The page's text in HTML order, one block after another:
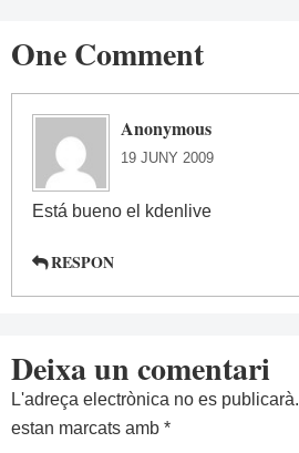
One Comment
Anonymous
19 JUNY 2009
Está bueno el kdenlive
RESPON
Deixa un comentari
L'adreça electrònica no es publicarà.
estan marcats amb *